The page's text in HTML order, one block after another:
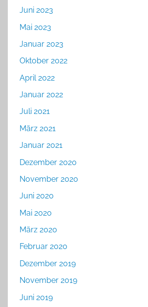
Juni 2023
Mai 2023
Januar 2023
Oktober 2022
April 2022
Januar 2022
Juli 2021
März 2021
Januar 2021
Dezember 2020
November 2020
Juni 2020
Mai 2020
März 2020
Februar 2020
Dezember 2019
November 2019
Juni 2019